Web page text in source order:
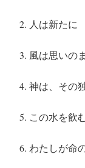
2. 人は新たに
3. 風は思いの
4. 神は、その
5. この水を飲
6. わたしが命